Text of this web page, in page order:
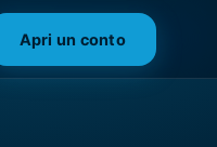
Apri un conto